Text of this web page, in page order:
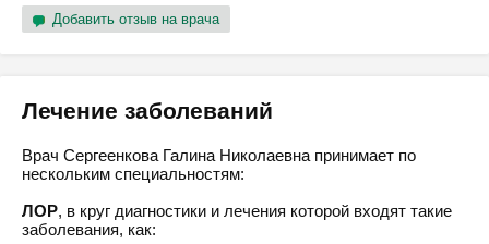
Добавить отзыв на врача
Лечение заболеваний
Врач Сергеенкова Галина Николаевна принимает по
нескольким специальностям:
ЛОР, в круг диагностики и лечения которой входят такие
заболевания, как: